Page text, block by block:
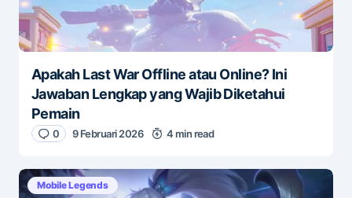
Apakah Last War Offline atau Online? Ini
Jawaban Lengkap yang Wajib Diketahui
Pemain
0 9 Februari 2026 4 min read
Mobile Legends